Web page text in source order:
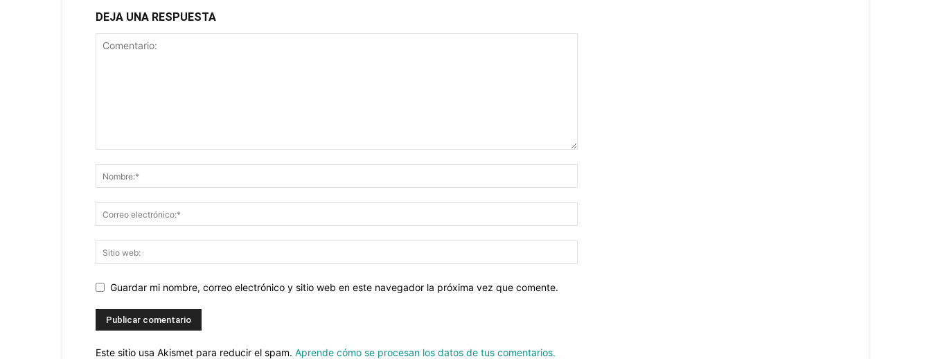
DEJA UNA RESPUESTA
Guardar mi nombre, correo electrónico y sitio web en este navegador la próxima vez que comente.
Este sitio usa Akismet para reducir el spam. Aprende cómo se procesan los datos de tus comentarios.